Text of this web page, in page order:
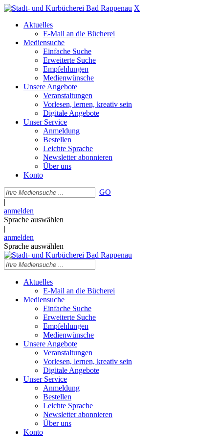
X
Aktuelles
E-Mail an die Bücherei
Mediensuche
Einfache Suche
Erweiterte Suche
Empfehlungen
Medienwünsche
Unsere Angebote
Veranstaltungen
Vorlesen, lernen, kreativ sein
Digitale Angebote
Unser Service
Anmeldung
Bestellen
Leichte Sprache
Newsletter abonnieren
Über uns
Konto
GO
|
anmelden
Sprache auswählen
|
anmelden
Sprache auswählen
Aktuelles
E-Mail an die Bücherei
Mediensuche
Einfache Suche
Erweiterte Suche
Empfehlungen
Medienwünsche
Unsere Angebote
Veranstaltungen
Vorlesen, lernen, kreativ sein
Digitale Angebote
Unser Service
Anmeldung
Bestellen
Leichte Sprache
Newsletter abonnieren
Über uns
Konto